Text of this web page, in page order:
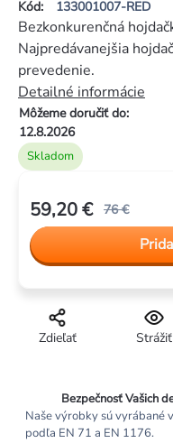
Kód: 133001007-RED
je
0,0
5
hviezdičiek.
Skladom
Môžeme doručiť do:
12.8.2026
Bezkonkurenčná
Najpredávanejšia
prevedenie.
Detailné informácie
Strážiť
Zdieľať
76 €
59,20 €
Jednotková
cena:
Bezpečnosť Vašich
Naše výrobky sú vyrábané
podľa EN 71 a EN 1176.